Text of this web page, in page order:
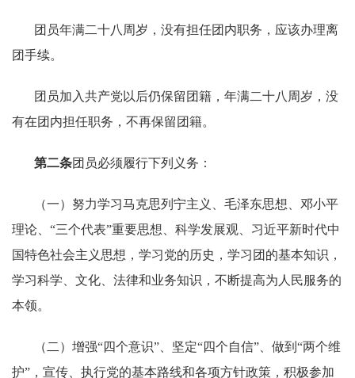
团员年满二十八周岁，没有担任团内职务，应该办理离
团手续。
团员加入共产党以后仍保留团籍，年满二十八周岁，没
有在团内担任职务，不再保留团籍。
第二条团员必须履行下列义务：
（一）努力学习马克思列宁主义、毛泽东思想、邓小平
理论、“三个代表”重要思想、科学发展观、习近平新时代中
国特色社会主义思想，学习党的历史，学习团的基本知识，
学习科学、文化、法律和业务知识，不断提高为人民服务的
本领。
（二）增强“四个意识”、坚定“四个自信”、做到“两个维
护”，宣传、执行党的基本路线和各项方针政策，积极参加